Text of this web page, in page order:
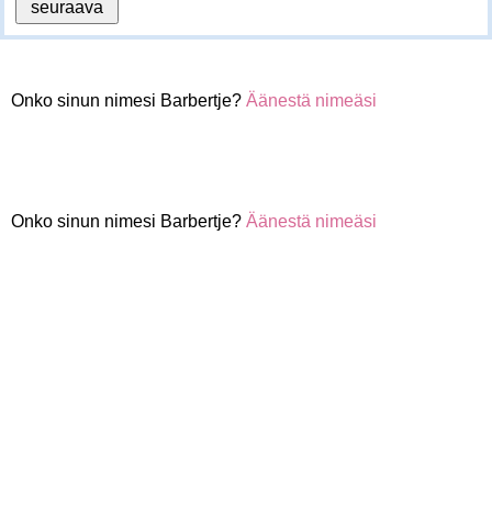
Onko sinun nimesi Barbertje? Äänestä nimeäsi
Onko sinun nimesi Barbertje? Äänestä nimeäsi